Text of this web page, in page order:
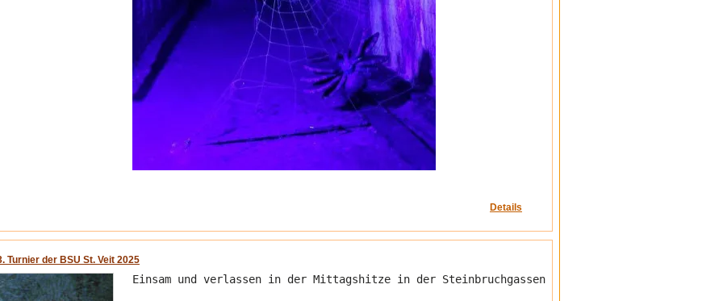
Details
Turnier der BSU St. Veit 2025
Einsam und verlassen in der Mittagshitze in der Steinbruchgassen